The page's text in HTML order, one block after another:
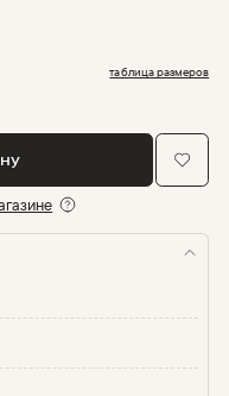
таблица размеров